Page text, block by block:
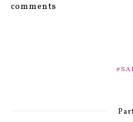
comments